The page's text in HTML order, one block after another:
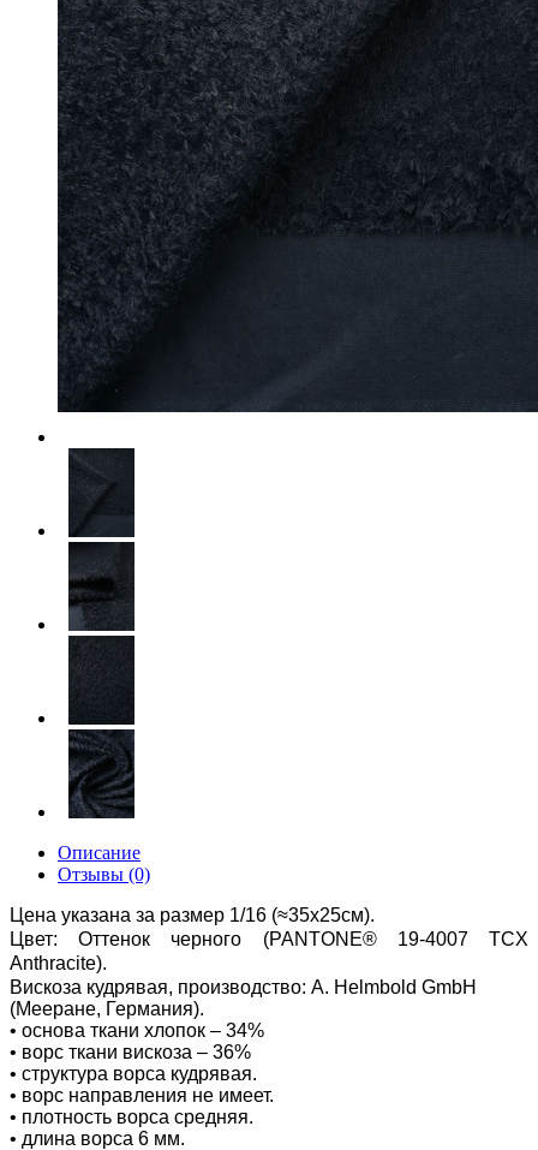
Описание
Отзывы (0)
Цена указана за размер 1/16 (≈35х25см).
Цвет: Оттенок черного (PANTONE® 19-4007 TCX
Anthracite).
Вискоза кудрявая, производство: A. Helmbold GmbH
(Мееране, Германия).
• основа ткани хлопок – 34%
• ворс ткани вискоза – 36%
• структура ворса кудрявая.
• ворс направления не имеет.
• плотность ворса средняя.
• длина ворса 6 мм.